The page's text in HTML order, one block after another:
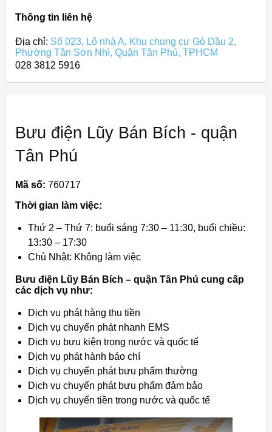
Thông tin liên hệ
Địa chỉ: Số 023, Lô nhà A, Khu chung cư Gò Dầu 2,
Phường Tân Sơn Nhì, Quận Tân Phú, TPHCM
028 3812 5916
Bưu điện Lũy Bán Bích - quận
Tân Phú
Mã số: 760717
Thời gian làm việc:
Thứ 2 – Thứ 7: buổi sáng 7:30 – 11:30, buổi chiều:
13:30 – 17:30
Chủ Nhật: Không làm việc
Bưu điện Lũy Bán Bích – quận Tân Phú cung cấp
các dịch vụ như:
Dịch vụ phát hàng thu tiền
Dịch vụ chuyển phát nhanh EMS
Dịch vụ bưu kiện trọng nước và quốc tế
Dịch vụ phát hành báo chí
Dịch vụ chuyển phát bưu phẩm thường
Dịch vụ chuyển phát bưu phẩm đảm bảo
Dịch vụ chuyển tiền trong nước và quốc tế